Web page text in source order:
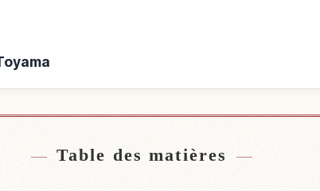
Table des matières